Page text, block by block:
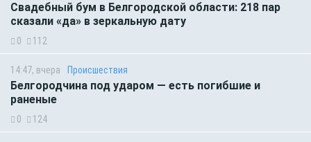
Свадебный бум в Белгородской области: 218 пар
сказали «да» в зеркальную дату
0 112
14:47, вчера Происшествия
Белгородчина под ударом — есть погибшие и
раненые
0 124